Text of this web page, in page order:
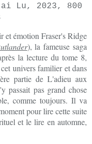
Lu, 2023, 800
et émotion Fraser's Ridge
), la fameuse saga
la lecture du tome 8,
univers familier et dans
partie de L'adieu aux
passait pas grand chose
comme toujours. Il va
pour lire cette suite
et le lire en automne,